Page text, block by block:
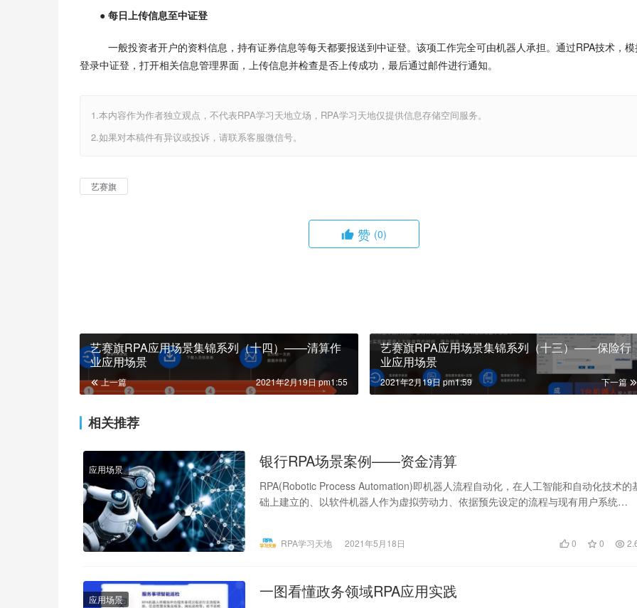
● 每日上传信息至中证登
一般投资者开户的资料信息，持有证券信息等每天都要报送到中证登。该项工作完全可由机器人承担。通过RPA技术，
登录中证登，打开相关信息管理界面，上传信息并检查是否上传成功，最后通过邮件进行通知。
1.本内容作为作者独立观点，不代表RPA学习天地立场，RPA学习天地仅提供信息存储空间服务。
2.如果对本稿件有异议或投诉，请联系客服微信号。
艺赛旗
赞 (0)
艺赛旗RPA应用场景集锦系列（十四）——清算作
业应用场景
上一篇 2021年2月19日 pm1:55
艺赛旗RPA应用场景集锦系列（十三）——保险行
业应用场景
下一篇
2021年2月19日 pm1:59
相关推荐
应用场景 银行RPA场景案例——资金清算
RPA(Robotic Process Automation)即机器人流程自动化，在人工智能和自动化技术的
础上建立的、以软件机器人作为虚拟劳动力、依据预先设定的流程与现有用户系统…
RPA学习天地 2021年5月18日 0 0
应用场景 一图看懂政务领域RPA应用实践